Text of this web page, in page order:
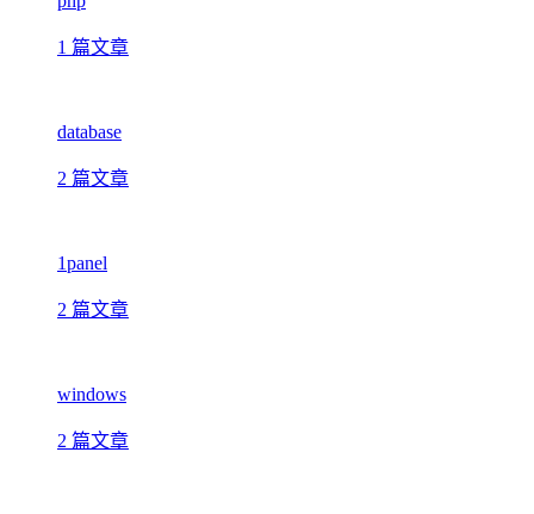
1 篇文章
database
2 篇文章
1panel
2 篇文章
windows
2 篇文章